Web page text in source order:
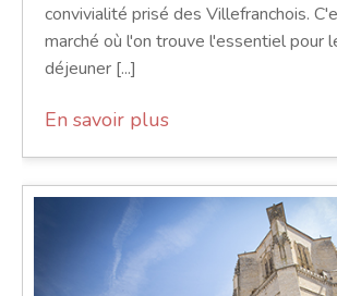
convivialité prisé des Villefranchois.
marché où l'on trouve l'essentiel pour
déjeuner [...]
En savoir plus